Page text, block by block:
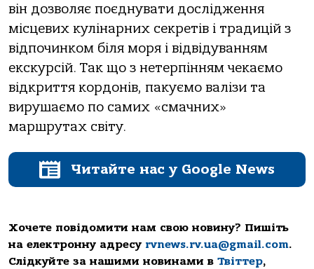
він дозволяє поєднувати дослідження
місцевих кулінарних секретів і традицій з
відпочинком біля моря і відвідуванням
екскурсій. Так що з нетерпінням чекаємо
відкриття кордонів, пакуємо валізи та
вирушаємо по самих «смачних»
маршрутах світу.
Читайте нас у Google News
Хочете повідомити нам свою новину? Пишіть
на електронну адресу rvnews.rv.ua@gmail.com.
Слідкуйте за нашими новинами в Твіттер,